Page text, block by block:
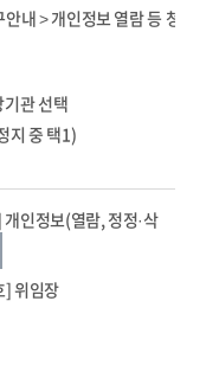
내 > 개인정보 열람 등 청구
관 선택
지 중 택1)
인정보(열람, 정정·삭
] 위임장